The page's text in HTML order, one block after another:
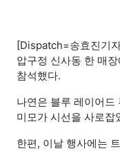
[Dispatch=송효진기
압구정 신사동 한 매
참석했다.
나연은 블루 레이어드
미모가 시선을 사로잡
한편, 이날 행사에는